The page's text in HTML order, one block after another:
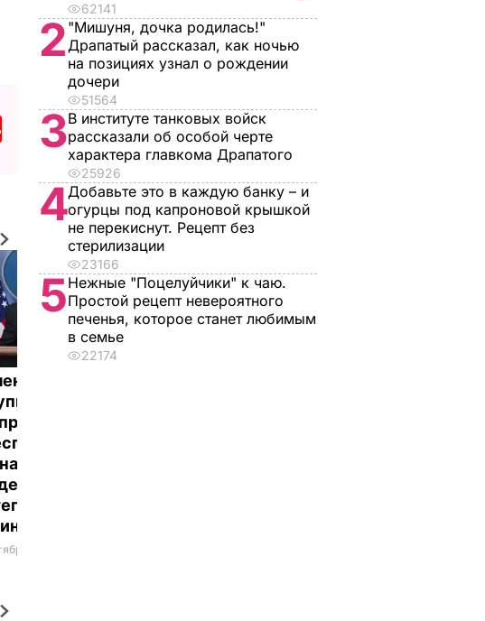
РФ
у КНДР
у
может
отчаяния
– Белый дом
62141
2 "Мишуня, дочка родилась!"
Драпатый рассказал, как ночью
на позициях узнал о рождении
дочери
51564
3В институте танковых войск
рассказали об особой черте
характера главкома Драпатого
25926
4Добавьте это в каждую банку – и
огурцы под капроновой крышкой
не перекиснут. Рецепт без
стерилизации
23166
5Нежные "Поцелуйчики" к чаю.
Простой рецепт невероятного
печенья, которое станет любимым
в семье
22174